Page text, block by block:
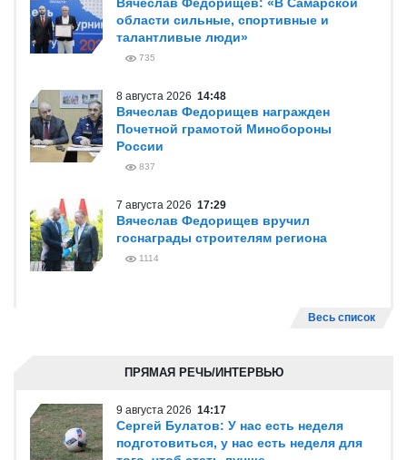
области сильные, спортивные и
талантливые люди»
735
8 августа 2026 14:48
Вячеслав Федорищев награжден
Почетной грамотой Минобороны
России
837
7 августа 2026 17:29
Вячеслав Федорищев вручил
госнаграды строителям региона
1114
Весь список
ПРЯМАЯ РЕЧЬ/ИНТЕРВЬЮ
9 августа 2026 14:17
Сергей Булатов: У нас есть неделя
подготовиться, у нас есть неделя для